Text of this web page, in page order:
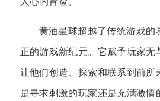
黄油星球超越了传统游戏的
正的游戏新纪元。它赋予玩家无
让他们创造、探索和联系到前所
是寻求刺激的玩家还是充满激情